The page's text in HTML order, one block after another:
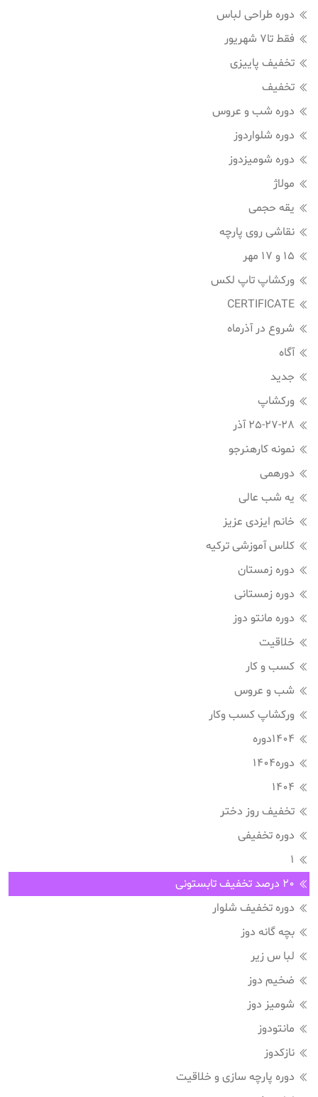
دوره طراحی لباس
فقط تا7 شهریور
تخفیف پاییزی
تخفیف
دوره شب و عروس
دوره شلواردوز
دوره شومیزدوز
مولاژ
یقه حجمی
نقاشی روی پارچه
15 و 17 مهر
ورکشاپ تاپ لکس
CERTIFICATE
شروع در آذرماه
آگاه
جدید
ورکشاپ
25-27-28 آذر
نمونه کارهنرجو
دورهمی
یه شب عالی
خانم ایزدی عزیز
کلاس آموزشی ترکیه
دوره زمستان
دوره زمستانی
دوره مانتو دوز
خلاقیت
کسب و کار
شب و عروس
ورکشاپ کسب وکار
1404دوره
دوره1404
1404
تخفیف روز دختر
دوره تخفیفی
1
20 درصد تخفیف تابستونی
دوره تخفیف شلوار
بچه گانه دوز
لبا س زیر
ضخیم دوز
شومیز دوز
مانتودوز
نازکدوز
دوره پارچه سازی و خلاقیت